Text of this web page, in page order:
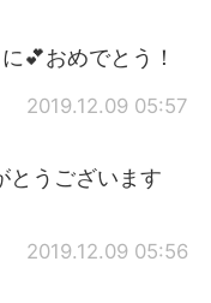
💕おめでとう！
2019.12.09 05:57
とうございます
2019.12.09 05:56